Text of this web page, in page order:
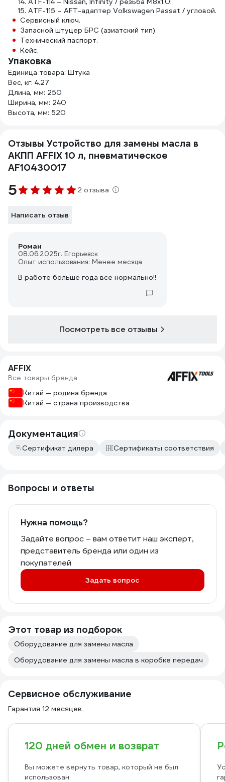
ATF-115 – AFT-адаптер Volkswagen Passat / угловой.
Сервисный ключ.
Запасной штуцер БРС (азиатский тип).
Технический паспорт.
Кейс.
Упаковка
Единица товара: Штука
Вес, кг: 4.27
Длина, мм: 250
Ширина, мм: 240
Высота, мм: 520
Отзывы Устройство для замены масла в
АКПП AFFIX 10 л, пневматическое
AF10430017
5 2 отзыва
Написать отзыв
Роман
08.06.2025г. Егорьевск
Опыт использования: Менее месяца
В работе больше года все нормально!!
Посмотреть все отзывы
AFFIX
Все товары бренда
Китай — родина бренда
Китай — страна производства
Документация
Сертификат дилера Сертификаты соответствия
Вопросы и ответы
Нужна помощь?
Задайте вопрос – вам ответит наш эксперт,
представитель бренда или один из
покупателей
Задать вопрос
Этот товар из подборок
Оборудование для замены масла
Оборудование для замены масла в коробке передач
Сервисное обслуживание
Гарантия 12 месяцев
120 дней обмен и возврат
Вы можете вернуть товар, который не был
использован